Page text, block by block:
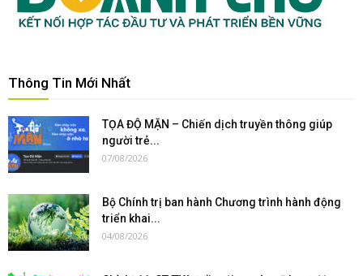
Thông Tin Mới Nhất
TỌA ĐỘ MẶN – Chiến dịch truyền thông giúp
người trẻ...
07/08/2026
Bộ Chính trị ban hành Chương trình hành động
triển khai...
04/08/2026